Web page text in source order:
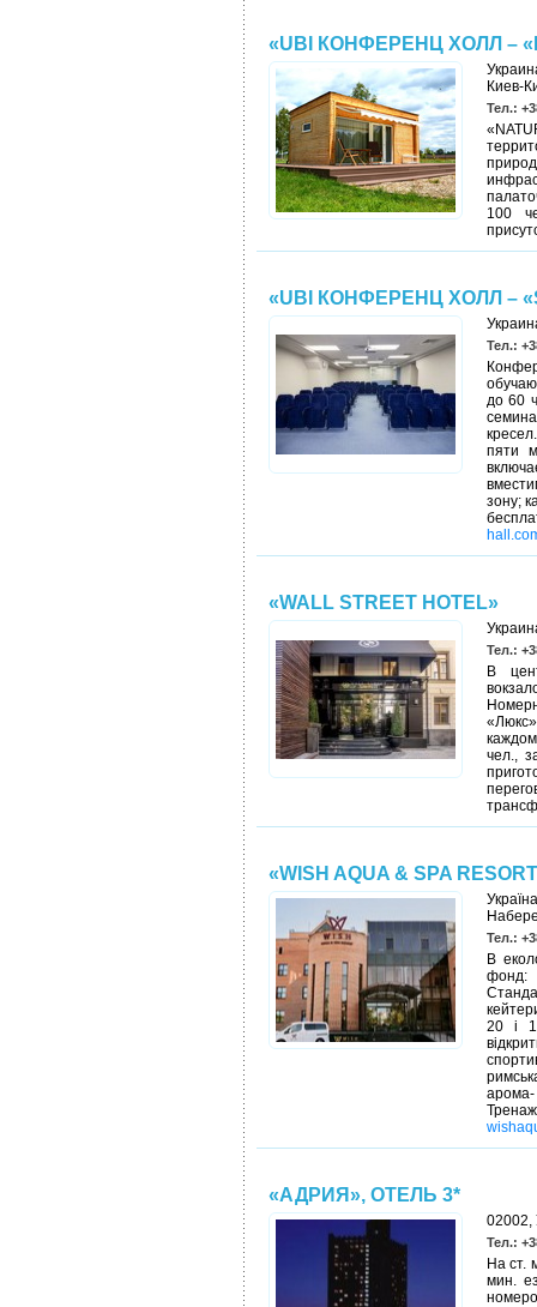
«UBI КОНФЕРЕНЦ ХОЛЛ –
Киев-
Тел.:
100
«UBI КОНФЕРЕНЦ ХОЛЛ –
Тел.:
до 60
пяти
зону;
«WALL STREET HOTEL»
Тел.:
В
чел.,
«WISH AQUA & SPA
Тел.:
В
фонд:
20 і
арома-
«АДРИЯ», ОТЕЛЬ 3*
02002,
Тел.:
На ст.
мин.